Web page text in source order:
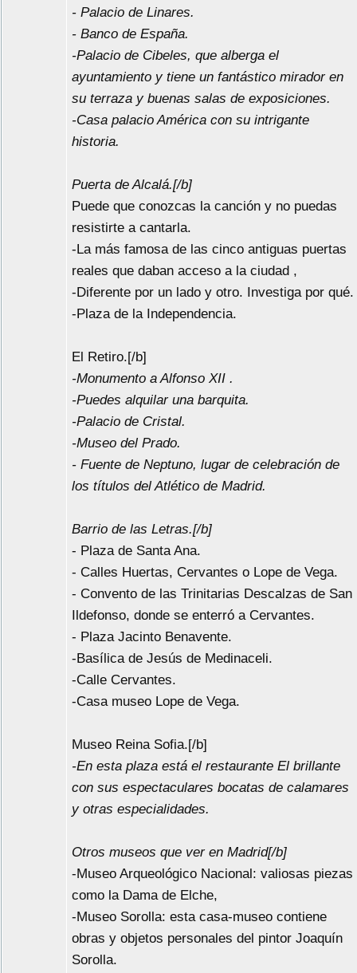
- Palacio de Linares.
- Banco de España.
-Palacio de Cibeles, que alberga el
ayuntamiento y tiene un fantástico mirador en
su terraza y buenas salas de exposiciones.
-Casa palacio América con su intrigante
historia.
Puerta de Alcalá.[/b]
Puede que conozcas la canción y no puedas
resistirte a cantarla.
-La más famosa de las cinco antiguas puertas
reales que daban acceso a la ciudad ,
-Diferente por un lado y otro. Investiga por qué.
-Plaza de la Independencia.
El Retiro.[/b]
-Monumento a Alfonso XII .
-Puedes alquilar una barquita.
-Palacio de Cristal.
-Museo del Prado.
- Fuente de Neptuno, lugar de celebración de
los títulos del Atlético de Madrid.
Barrio de las Letras.[/b]
- Plaza de Santa Ana.
- Calles Huertas, Cervantes o Lope de Vega.
- Convento de las Trinitarias Descalzas de San
Ildefonso, donde se enterró a Cervantes.
- Plaza Jacinto Benavente.
-Basílica de Jesús de Medinaceli.
-Calle Cervantes.
-Casa museo Lope de Vega.
Museo Reina Sofia.[/b]
-En esta plaza está el restaurante El brillante
con sus espectaculares bocatas de calamares
y otras especialidades.
Otros museos que ver en Madrid[/b]
-Museo Arqueológico Nacional: valiosas piezas
como la Dama de Elche,
-Museo Sorolla: esta casa-museo contiene
obras y objetos personales del pintor Joaquín
Sorolla.